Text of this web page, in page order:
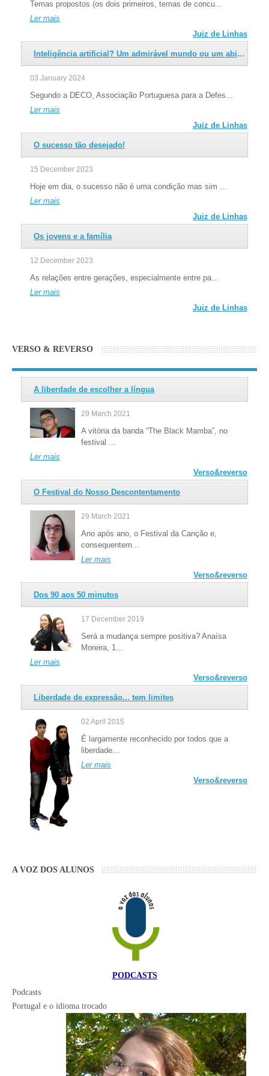
Um vírus desconhecido
Trouxe insegurança e medo
E um continuar incerto
9 melhores projetos entre as duas dezenas que foram submetidas a
concurso, é...
Erasmus+
Temas propostos (os dois primeiros, temas de concu...
Ler mais
Juiz de Linhas
Inteligência artificial? Um admirável mundo ou um abismo a evitar?
03 January 2024
Segundo a DECO, Associação Portuguesa para a Defes...
Ler mais
Juiz de Linhas
O sucesso tão desejado!
15 December 2023
Hoje em dia, o sucesso não é uma condição mas sim ...
Ler mais
Juiz de Linhas
Os jovens e a família
12 December 2023
As relações entre gerações, especialmente entre pa...
Ler mais
Juiz de Linhas
VERSO & REVERSO
A liberdade de escolher a língua
29 March 2021
A vitória da banda “The Black Mamba”, no
festival ...
Ler mais
Verso&reverso
O Festival do Nosso Descontentamento
29 March 2021
Ano após ano, o Festival da Canção e,
consequentem...
Ler mais
Verso&reverso
Dos 90 aos 50 minutos
17 December 2019
Será a mudança sempre positiva? Anaísa
Moreira, 1...
Ler mais
Verso&reverso
Liberdade de expressão... tem limites
02 April 2015
É largamente reconhecido por todos que a
liberdade...
Ler mais
Verso&reverso
A VOZ DOS ALUNOS
PODCASTS
Podcasts
Portugal e o idioma trocado